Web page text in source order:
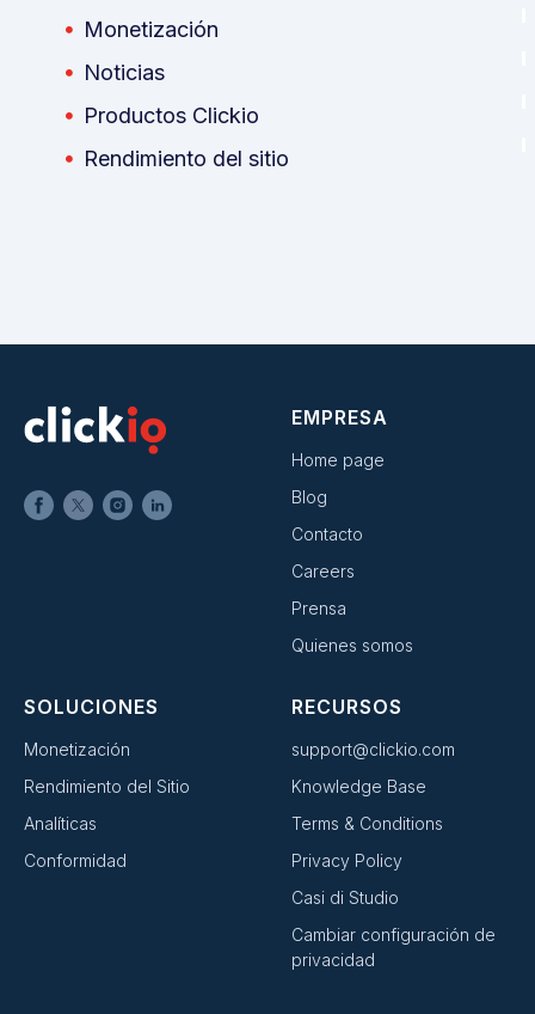
Monetización
Noticias
Productos Clickio
Rendimiento del sitio
EMPRESA
Home page
Blog
Contacto
Careers
Prensa
Quienes somos
SOLUCIONES
Monetización
Rendimiento del Sitio
Analíticas
Conformidad
RECURSOS
support@clickio.com
Knowledge Base
Terms & Conditions
Privacy Policy
Casi di Studio
Cambiar configuración de
privacidad